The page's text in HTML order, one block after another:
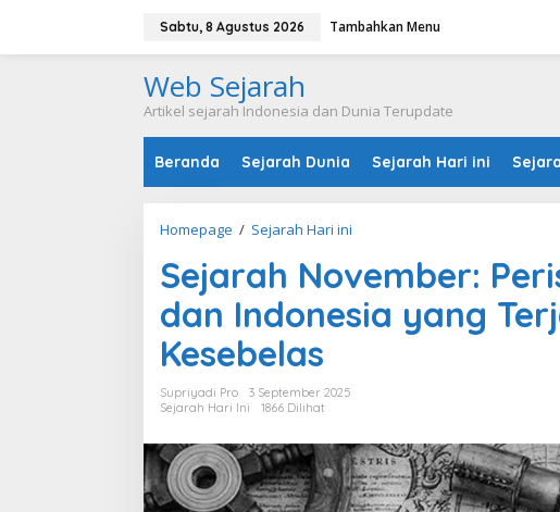
Sabtu, 8 Agustus 2026 Tambahkan Menu
Web Sejarah
Artikel sejarah Indonesia dan Dunia Terupdate
Beranda Sejarah Dunia Sejarah Hari ini
Homepage / Sejarah Hari ini
Sejarah November:
dan Indonesia yang
Kesebelas
Supriyadi Pro
3 September 2025
Sejarah Hari Ini
1866 Dilihat